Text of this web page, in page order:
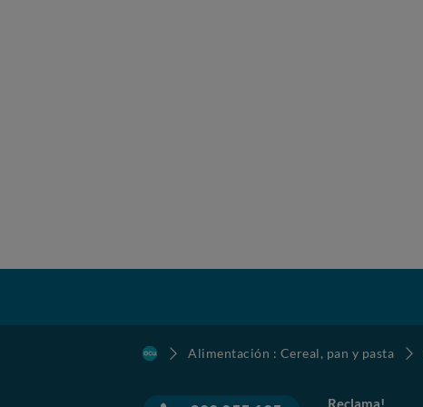
Alimentación : Cereal, pan y pasta
Reclama!